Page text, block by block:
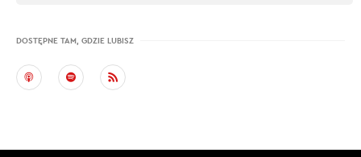
DOSTĘPNE TAM, GDZIE LUBISZ